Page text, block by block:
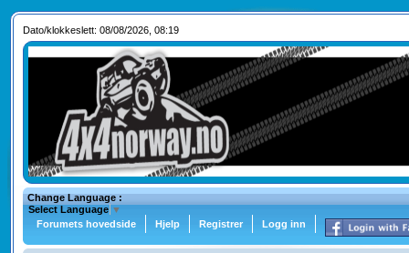
Dato/klokkeslett: 08/08/2026, 08:19
Change Language :
Select Language ▼
Forumets hovedside
Hjelp Registrer Logg inn